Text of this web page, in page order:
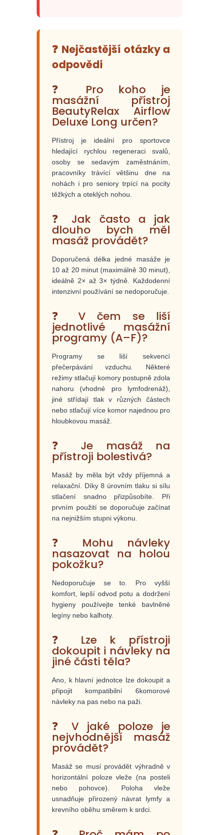
❓ Nejčastější otázky a
odpovědi
❓ Pro koho je
masážní přístroj
BeautyRelax Airflow
Deluxe Long určen?
Přístroj je ideální pro sportovce
hledající rychlou regeneraci svalů,
osoby se sedavým zaměstnáním,
pracovníky trávící většinu dne na
nohách i pro seniory trpící na pocity
těžkých a oteklých nohou.
❓ Jak často a jak
dlouho bych měl
masáž provádět?
Doporučená délka jedné masáže je
10 až 20 minut (maximálně 30 minut),
ideálně 2× až 3× týdně. Každodenní
intenzivní používání se nedoporučuje.
❓ V čem se liší
jednotlivé masážní
programy (A–F)?
Programy se liší sekvencí
přečerpávání vzduchu. Některé
režimy stlačují komory postupně zdola
nahoru (vhodné pro lymfodrenáž),
jiné střídají tlak v různých částech
nebo stlačují více komor najednou pro
hloubkovou masáž.
❓ Je masáž na
přístroji bolestivá?
Masáž by měla být vždy příjemná a
relaxační. Díky 8 úrovním tlaku si sílu
stlačení snadno přizpůsobíte. Při
prvním použití se doporučuje začínat
na nejnižším stupni výkonu.
❓ Mohu návleky
nasazovat na holou
pokožku?
Nedoporučuje se to. Pro vyšší
komfort, lepší odvod potu a dodržení
hygieny používejte tenké bavlněné
legíny nebo kalhoty.
❓ Lze k přístroji
dokoupit i návleky na
jiné části těla?
Ano, k hlavní jednotce lze dokoupit a
připojit kompatibilní 6komorové
návleky na pas nebo na paži.
❓ V jaké poloze je
nejvhodnější masáž
provádět?
Masáž se musí provádět výhradně v
horizontální poloze vleže (na posteli
nebo pohovce). Poloha vleže
usnadňuje přirozený návrat lymfy a
krevního oběhu směrem k srdci.